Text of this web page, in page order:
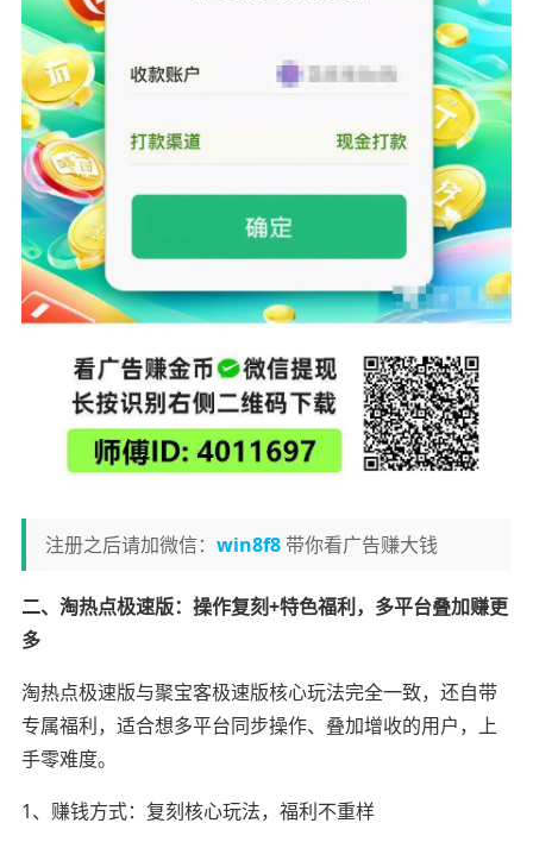
注册之后请加微信： win8f8带你看广告赚大钱
二、淘热点极速版：操作复刻+特色福利，多平台叠加赚更
多
淘热点极速版与聚宝客极速版核心玩法完全一致，还自带
专属福利，适合想多平台同步操作、叠加增收的用户，上
手零难度。
1、赚钱方式：复刻核心玩法，福利不重样